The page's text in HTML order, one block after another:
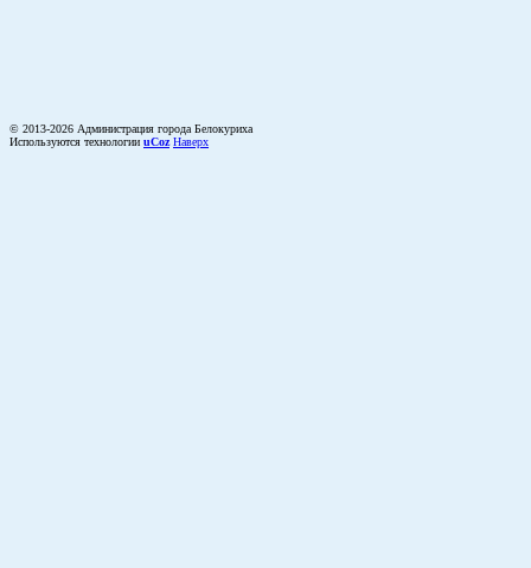
© 2013-2026 Администрация города Белокуриха
Используются технологии uCoz Наверх